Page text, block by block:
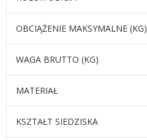
OBCIĄŻENIE MAKSYMALNE (KG)
WAGA BRUTTO (KG)
MATERIAŁ
KSZTAŁT SIEDZISKA